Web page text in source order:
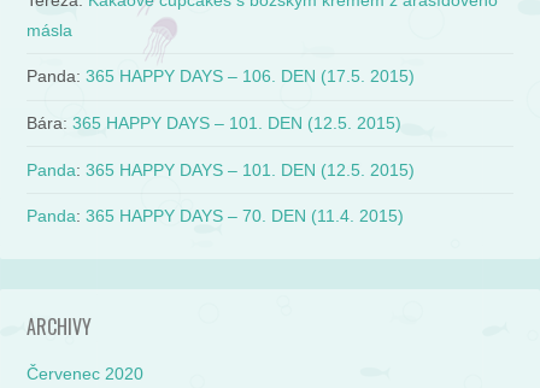
másla
Panda:365 HAPPY DAYS – 106. DEN (17.5. 2015)
Bára:365 HAPPY DAYS – 101. DEN (12.5. 2015)
Panda:365 HAPPY DAYS – 101. DEN (12.5. 2015)
Panda:365 HAPPY DAYS – 70. DEN (11.4. 2015)
ARCHIVY
Červenec 2020